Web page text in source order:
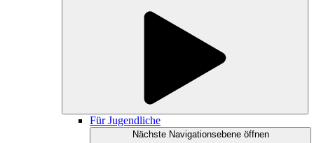
Für Jugendliche
Nächste Navigationsebene öffnen